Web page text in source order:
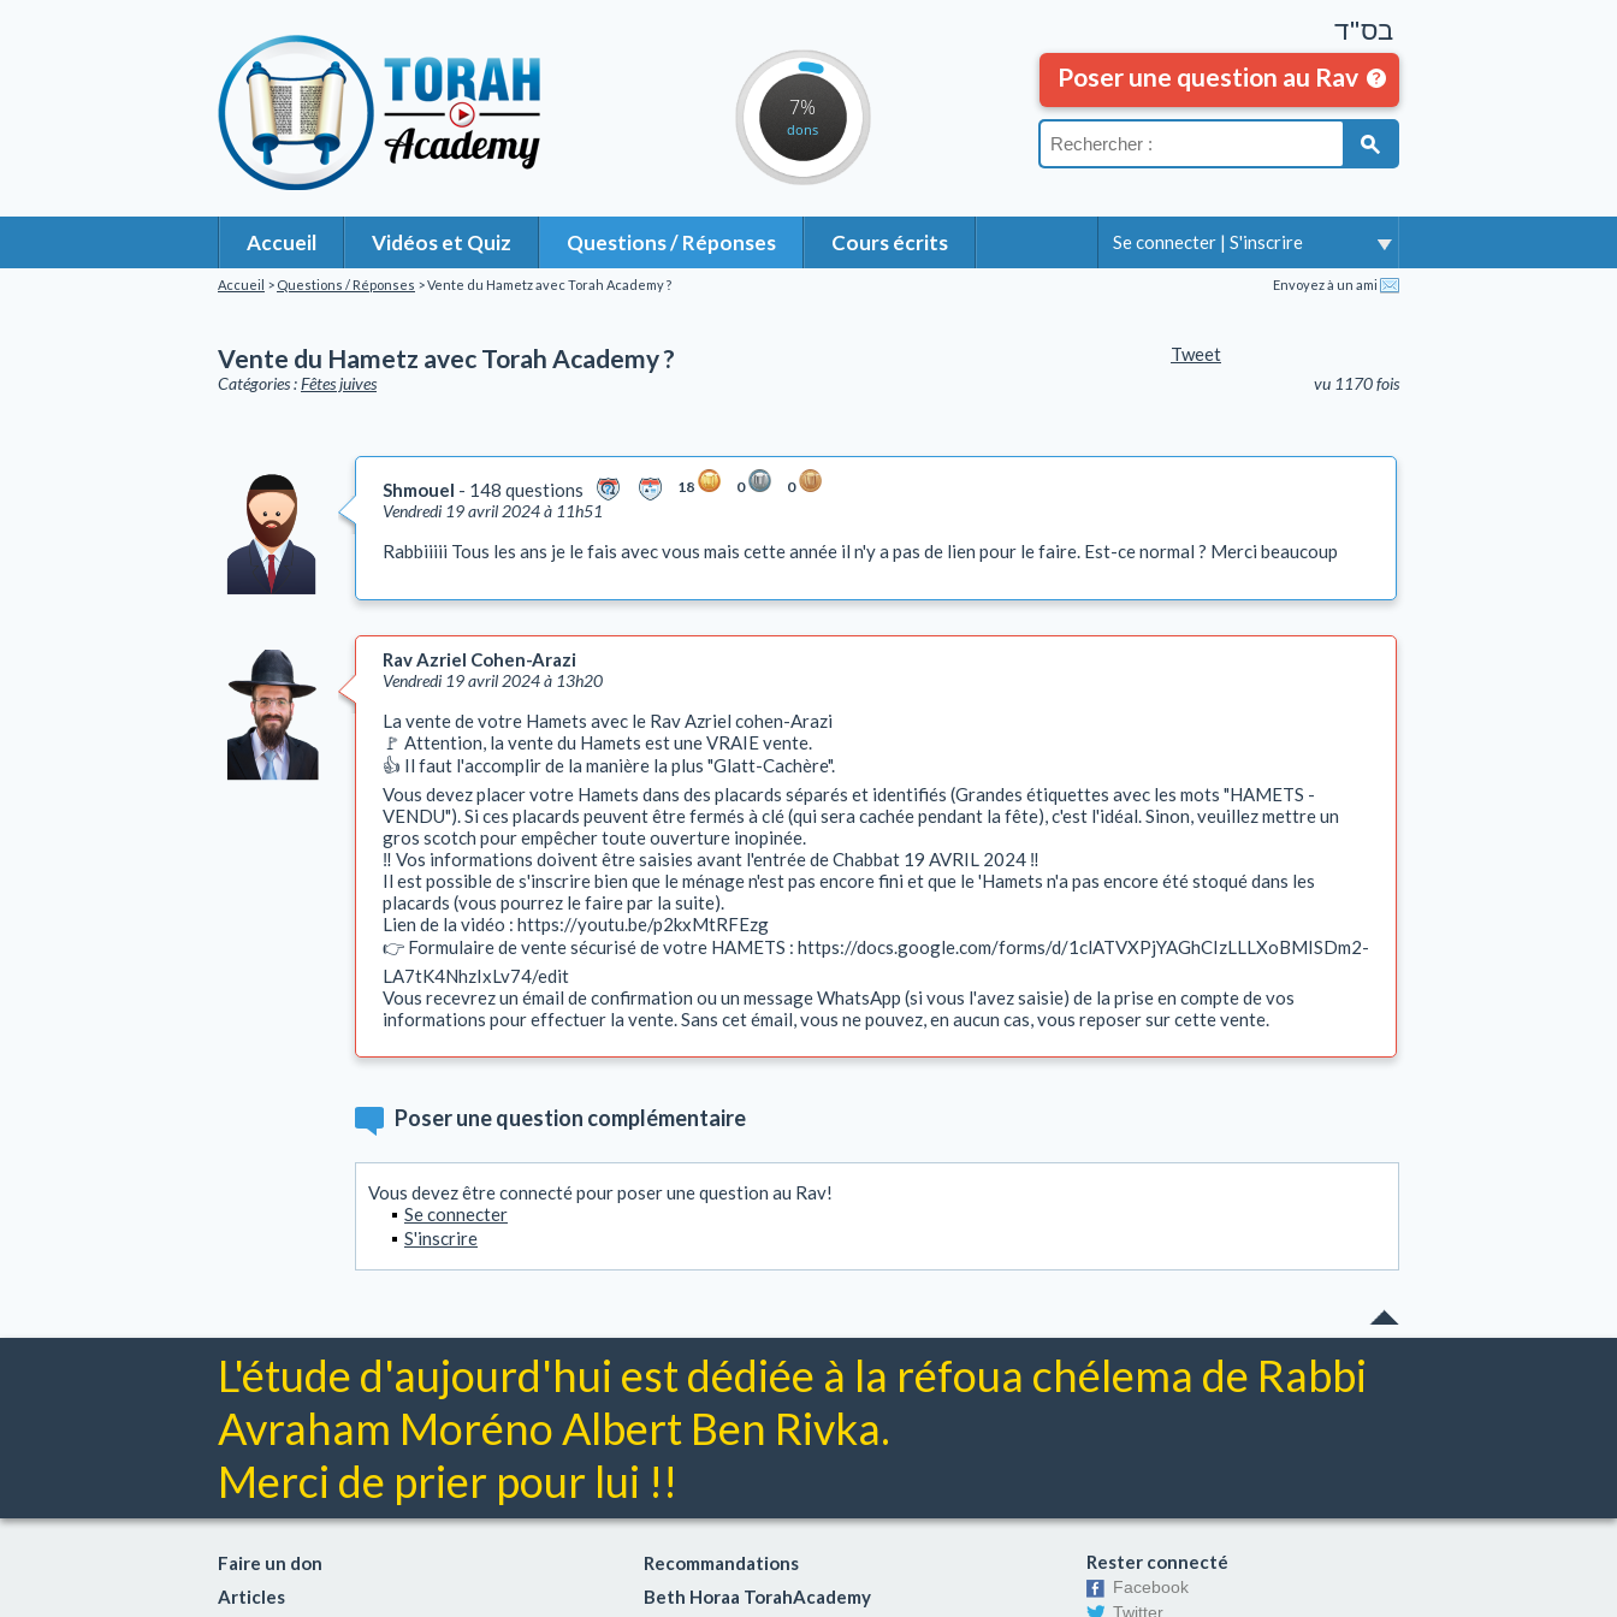
7%
dons
Se connecter | S'inscrire
בס"ד
Poser une question au Rav
Accueil Vidéos et Quiz Questions / Réponses Cours écrits
Accueil > Questions / Réponses > Vente du Hametz avec Torah Academy ? Envoyez à un ami
Tweet
Vente du Hametz avec Torah Academy ?
vu 1170 fois
Catégories :Fêtes juives
Shmouel 148 questions 18 0 0
Vendredi 19 avril 2024 à 11h51
Rabbiiiii Tous les ans je le fais avec vous mais cette année il n'y a pas de lien pour le faire. Est-ce normal ? Merci beaucoup
Rav Azriel Cohen-Arazi
Vendredi 19 avril 2024 à 13h20
La vente de votre Hamets avec le Rav Azriel cohen-Arazi
🚩 Attention, la vente du Hamets est une VRAIE vente.
👍 Il faut l'accomplir de la manière la plus "Glatt-Cachère".
Vous devez placer votre Hamets dans des placards séparés et identifiés (Grandes étiquettes avec les mots "HAMETS -
VENDU"). Si ces placards peuvent être fermés à clé (qui sera cachée pendant la fête), c'est l'idéal. Sinon, veuillez mettre un
gros scotch pour empêcher toute ouverture inopinée.
‼ Vos informations doivent être saisies avant l'entrée de Chabbat 19 AVRIL 2024 ‼
Il est possible de s'inscrire bien que le ménage n'est pas encore fini et que le 'Hamets n'a pas encore été stoqué dans les
placards (vous pourrez le faire par la suite).
Lien de la vidéo : https://youtu.be/p2kxMtRFEzg
👉 Formulaire de vente sécurisé de votre HAMETS : https://docs.google.com/forms/d/1clATVXPjYAGhCIzLLLXoBMISDm2-
LA7tK4NhzIxLv74/edit
Vous recevrez un émail de confirmation ou un message WhatsApp (si vous l'avez saisie) de la prise en compte de vos
informations pour effectuer la vente. Sans cet émail, vous ne pouvez, en aucun cas, vous reposer sur cette vente.
Poser une question complémentaire
Vous devez être connecté pour poser une question au Rav!
Se connecter
S'inscrire
L'étude d'aujourd'hui est dédiée à la réfoua chélema de Rabbi
Avraham Moréno Albert Ben Rivka.
Merci de prier pour lui !!
Faire un don
Articles
Recommandations
Beth Horaa TorahAcademy
Rester connecté
Facebook
Twitter